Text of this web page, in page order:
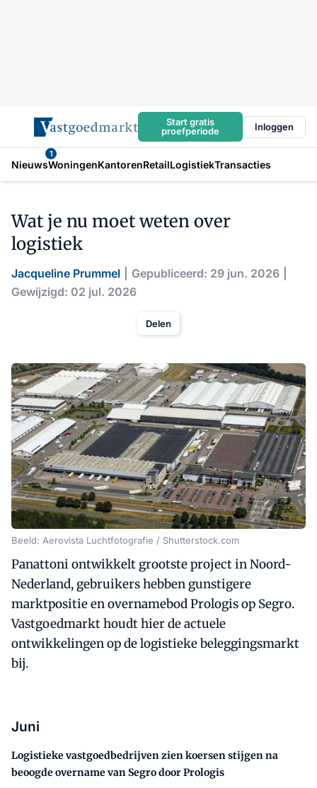
Start gratis
proefperiode
Inloggen
Nieuws
1
WoningenKantorenRetailLogistiekTransacties
Wat je nu moet weten over
logistiek
Jacqueline Prummel
Gepubliceerd: 29 jun. 2026
Gewijzigd: 02 jul. 2026
Delen
Beeld: Aerovista Luchtfotografie / Shutterstock.com
Panattoni ontwikkelt grootste project in Noord-
Nederland, gebruikers hebben gunstigere
marktpositie en overnamebod Prologis op Segro.
Vastgoedmarkt houdt hier de actuele
ontwikkelingen op de logistieke beleggingsmarkt
bij.
Juni
Logistieke vastgoedbedrijven zien koersen stijgen na
beoogde overname van Segro door Prologis